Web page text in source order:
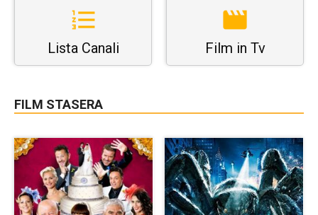
Lista Canali Film in Tv
FILM STASERA